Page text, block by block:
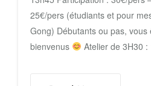
25€/pers (étudiants et pour
Gong) Débutants ou pas, vous
bienvenus
Atelier de 3H30